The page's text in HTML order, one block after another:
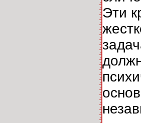
Эти